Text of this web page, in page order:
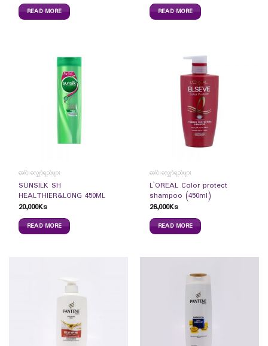
READ MORE READ MORE
ခေါင်းလျှော်ရည်များ
SUNSILK SH
HEALTHIER&LONG 450ML
20,000Ks
READ MORE
ခေါင်းလျှော်ရည်များ
L`OREAL Color protect
shampoo (450ml)
26,000Ks
READ MORE